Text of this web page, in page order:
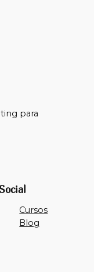
para
Social
Cursos
Blog